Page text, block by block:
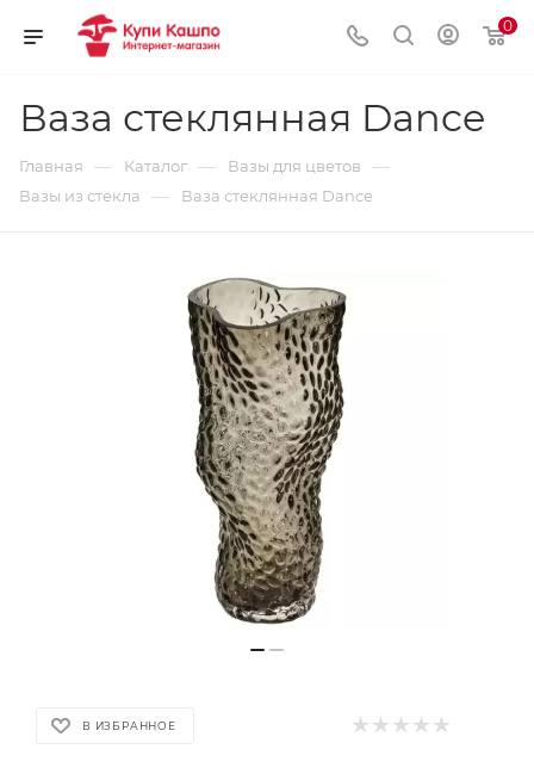
0
Ваза стеклянная Dance
Главная — Каталог — Вазы для цветов —
Вазы из стекла — Ваза стеклянная Dance
В ИЗБРАННОЕ